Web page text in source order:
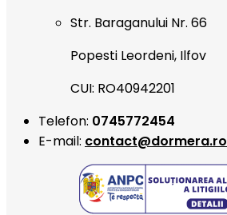
Str. Baraganului Nr. 66
Popesti Leordeni, Ilfov
CUI: RO40942201
Telefon: 0745772454
E-mail: contact@dormera.ro